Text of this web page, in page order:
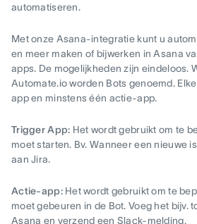
automatiseren.
Met onze Asana-integratie kunt u
en meer maken of bijwerken in Asana
apps. De mogelijkheden zijn eindeloos.
Automate.io worden Bots genoemd.
app en minstens één actie-app.
Trigger App: Het wordt gebruikt om te
moet starten. Bv. Wanneer een nieuwe
aan Jira.
Actie-app:Het wordt gebruikt om te
moet gebeuren in de Bot. Voeg het bijv.
Asana en verzend een Slack-melding.